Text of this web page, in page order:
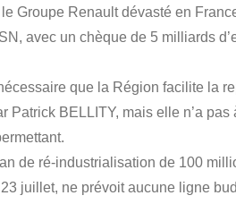
le Groupe Renault dévasté en
avec un chèque de 5 milliards
nécessaire que la Région facilite la
Patrick BELLITY, mais elle n’a
de ré-industrialisation de 100
juillet, ne prévoit aucune ligne